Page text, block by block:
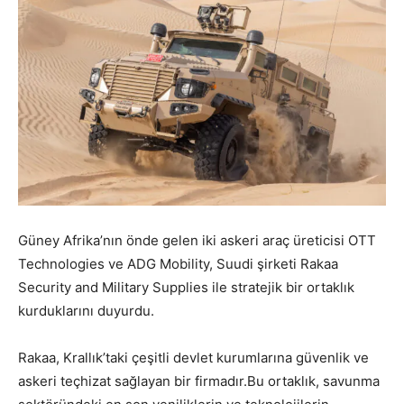
Güney Afrika’nın önde gelen iki askeri araç üreticisi OTT
Technologies ve ADG Mobility, Suudi şirketi Rakaa
Security and Military Supplies ile stratejik bir ortaklık
kurduklarını duyurdu.
Rakaa, Krallık’taki çeşitli devlet kurumlarına güvenlik ve
askeri teçhizat sağlayan bir firmadır.Bu ortaklık, savunma